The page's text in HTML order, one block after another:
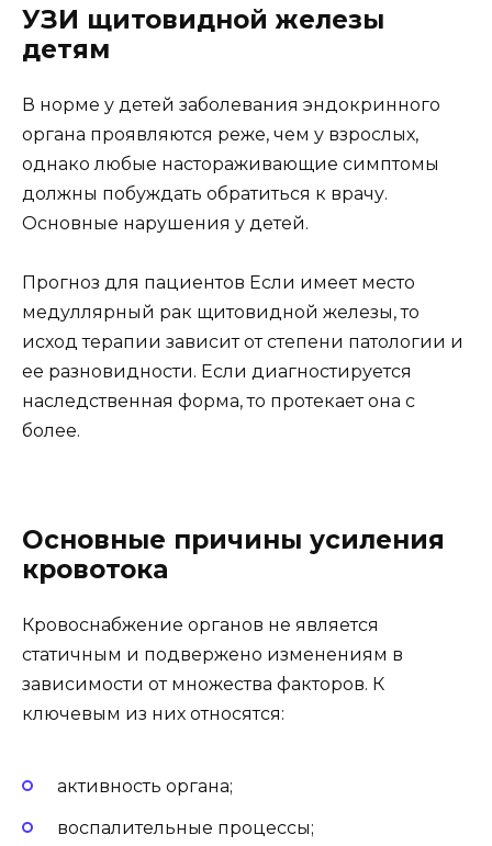
УЗИ щитовидной железы
детям
В норме у детей заболевания эндокринного
органа проявляются реже, чем у взрослых,
однако любые настораживающие симптомы
должны побуждать обратиться к врачу.
Основные нарушения у детей.
Прогноз для пациентов Если имеет место
медуллярный рак щитовидной железы, то
исход терапии зависит от степени патологии и
ее разновидности. Если диагностируется
наследственная форма, то протекает она с
более.
Основные причины усиления
кровотока
Кровоснабжение органов не является
статичным и подвержено изменениям в
зависимости от множества факторов. К
ключевым из них относятся:
активность органа;
воспалительные процессы;